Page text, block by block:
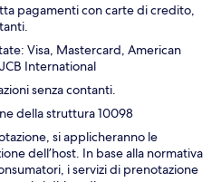
pagamenti con carte di credito,
Visa, Mastercard, American
International
senza contanti.
della struttura 10098
si applicheranno le
dell’host. In base alla normativa
i servizi di prenotazione